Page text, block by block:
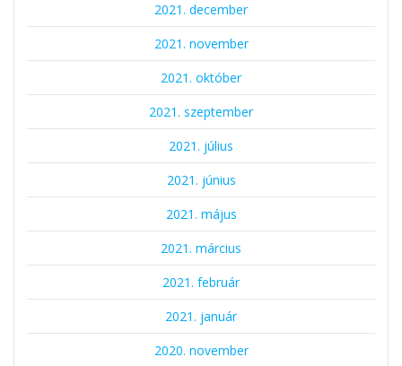
2021. december
2021. november
2021. október
2021. szeptember
2021. július
2021. június
2021. május
2021. március
2021. február
2021. január
2020. november